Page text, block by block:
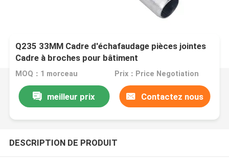
Q235 33MM Cadre d'échafaudage pièces jointes
Cadre à broches pour bâtiment
MOQ：1 morceau Prix：Price Negotiation
meilleur prix Contactez nous
DESCRIPTION DE PRODUIT